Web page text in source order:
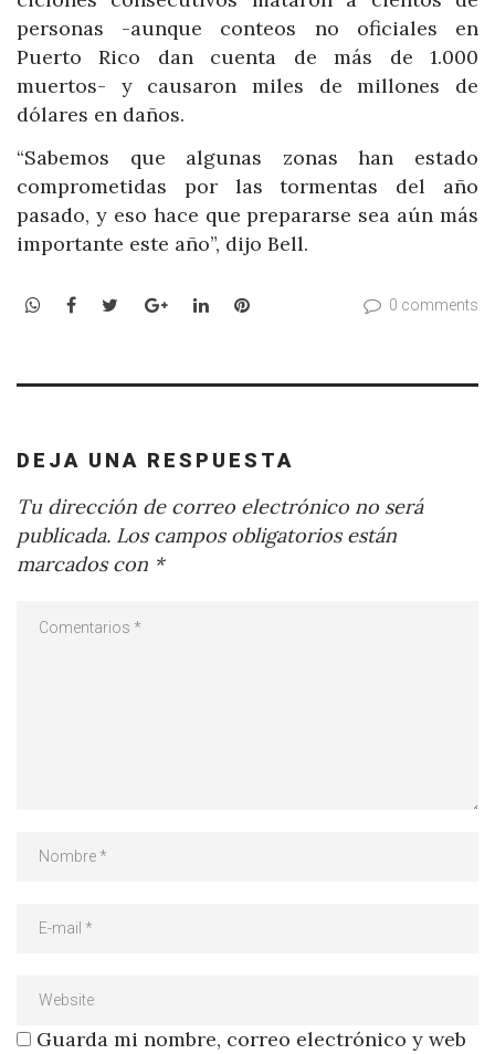
personas -aunque conteos no oficiales en
Puerto Rico dan cuenta de más de 1.000
muertos- y causaron miles de millones de
dólares en daños.
“Sabemos que algunas zonas han estado
comprometidas por las tormentas del año
pasado, y eso hace que prepararse sea aún más
importante este año”, dijo Bell.
WhatsApp
Facebook
TwitterGoogle+LinkedInPinterest 0 comments
DEJA UNA RESPUESTA
Tu dirección de correo electrónico no será
publicada. Los campos obligatorios están
marcados con *
Guarda mi nombre, correo electrónico y web